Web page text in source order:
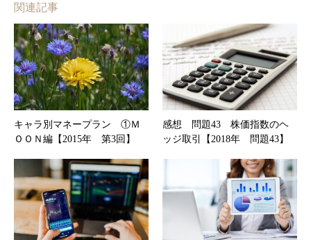
関連記事
キャラ別マネープラン ①Ｍ
ＯＯＮ編【2015年 第3回】
感想 問題43 株価指数のヘ
ッジ取引【2018年 問題43】